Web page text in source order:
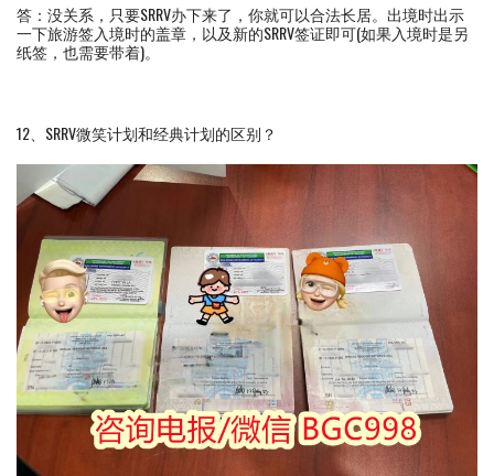
答：没关系，只要SRRV办下来了，你就可以合法长居。出境时出示
一下旅游签入境时的盖章，以及新的SRRV签证即可(如果入境时是另
纸签，也需要带着)。
12、SRRV微笑计划和经典计划的区别？